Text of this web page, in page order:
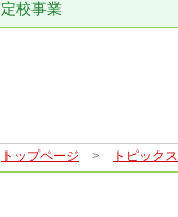
定校事業
トップページ > トピックス